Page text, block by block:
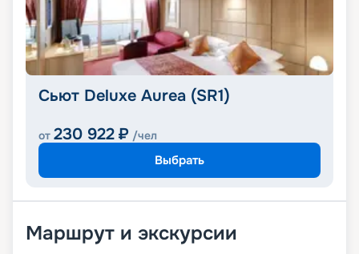
Сьют Deluxe Aurea (SR1)
от 230 922 ₽ /чел
Выбрать
Маршрут и экскурсии